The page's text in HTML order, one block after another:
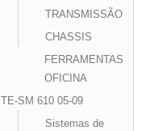
TRANSMISSÃO
CHASSIS
FERRAMENTAS
OFICINA
TE-SM 610 05-09
Sistemas de